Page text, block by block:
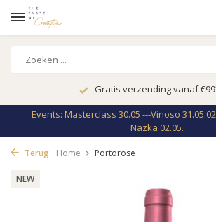
Gratis verzending vanaf
Events: Masterclass 30.05 ---Vinoso
Nazka 02.05.
Terug Home Portorose
NEW